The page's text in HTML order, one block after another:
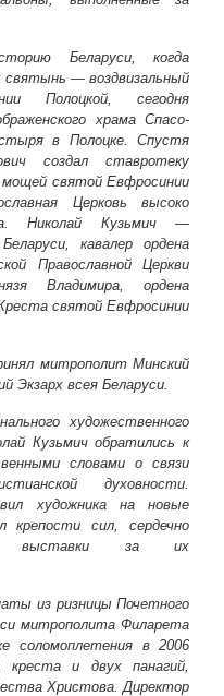
Беларуси, когда
святынь — воздвизальный
Полоцкой, сегодня
храма Спасо-
в Полоцке. Спустя
создал ставротеку
мощей святой Евфросинии
Церковь высоко
Николай Кузьмич —
кавалер ордена
Православной Церкви
Владимира, ордена
святой Евфросинии
митрополит Минский
Экзарх всея Беларуси.
художественного
Кузьмич обратились к
словами о связи
духовности.
художника на новые
крепости сил, сердечно
выставки за их
из ризницы Почетного
митрополита Филарета
соломоплетения в 2006
креста и двух панагий,
Христова. Директор